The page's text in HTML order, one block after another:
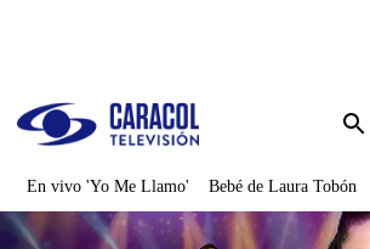
Día A
En vivo 'Yo Me Llamo' Bebé de Laura Tobón